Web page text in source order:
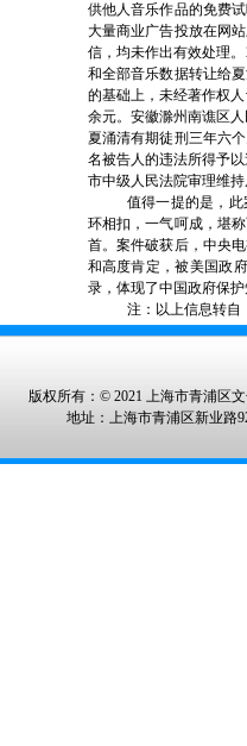
供他人音乐作品的免费
大量商业广告投放在网
信，均未作出有效处理
和全部音乐数据转让给
的基础上，未经著作权
余元。安徽滁州南谯区
夏涌清有期徒刑三年六
名被告人的违法所得予
市中级人民法院审理维
值得一提的是，
环相扣，一气呵成，堪
首。案件破获后，中央
和高度肯定，被美国政
录，体现了中国政府保
注：以上信息转自
版权所有：© 2021 上海市青浦区文
地址：上海市青浦区新业路